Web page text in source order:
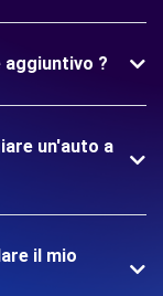
aggiuntivo ?
un'auto a
il mio